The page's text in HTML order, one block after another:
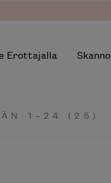
Erottajalla Skanno
1–24 (25)